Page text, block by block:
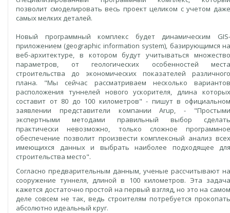
позволит смоделировать весь проект целиком с учетом даже
самых мелких деталей.
Новый программный комплекс будет динамическим GIS-
приложением (geographic information system), базирующимся на
веб-архитектуре, в котором будут учитываться множество
параметров, от геологических особенностей места
строительства до экономических показателей различного
плана. "Мы сейчас рассматриваем несколько вариантов
расположения туннелей нового ускорителя, длина которых
составит от 80 до 100 километров" - пишут в официальном
заявлении представители компании Arup, - "Простыми
экспертными методами правильный выбор сделать
практически невозможно, только сложное программное
обеспечение позволит произвести комплексный анализ всех
имеющихся данных и выбрать наиболее подходящее для
строительства место".
Согласно предварительным данным, ученые рассчитывают на
сооружение туннеля, длиной в 100 километров. Эта задача
кажется достаточно простой на первый взгляд, но это на самом
деле совсем не так, ведь строителям потребуется прокопать
абсолютно идеальный круг.